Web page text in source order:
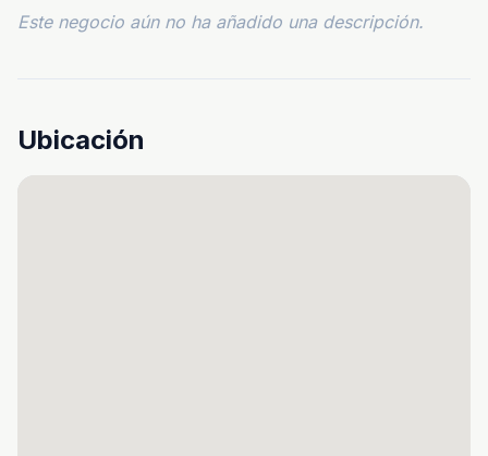
Este negocio aún no ha añadido una descripción.
Ubicación